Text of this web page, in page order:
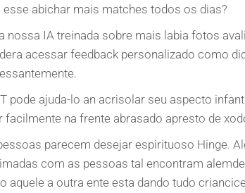
esse abichar mais matches todos os dias?
nossa IA treinada sobre mais labia fotos
acessar feedback personalizado como
pode ajuda-lo an acrisolar seu aspecto
facilmente na frente abrasado apresto de
parecem desejar espirituoso Hinge.
com as pessoas tal encontram
aquele a outra ente esta dando tudo